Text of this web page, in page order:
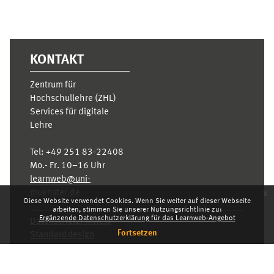
Diese Website verwendet Cookies. Wenn Sie weiter auf dieser Webseite
arbeiten, stimmen Sie unserer Nutzungsrichtlinie zu:
Ergänzende Datenschutzerklärung für das Learnweb-Angebot
Fortsetzen
x
KONTAKT
Zentrum für
Hochschullehre (ZHL)
Services für digitale
Lehre
Tel: +49 251 83-22408
Mo.- Fr. 10–16 Uhr
learnweb@uni-
Datenschutzhinweis